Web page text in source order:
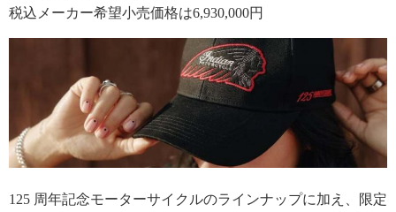
税込メーカー希望小売価格は6,930,000円
125 周年記念モーターサイクルのラインナップに加え、限定